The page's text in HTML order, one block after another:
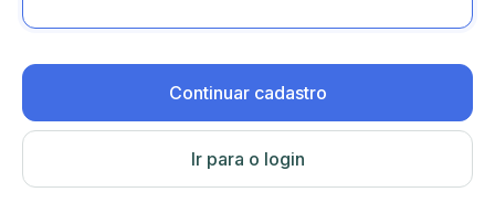
Continuar cadastro
Ir para o login